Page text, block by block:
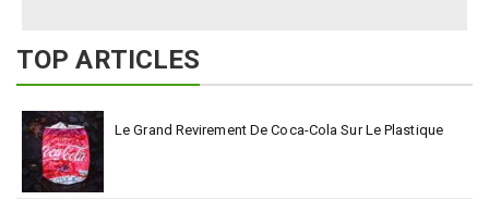
TOP ARTICLES
Le Grand Revirement De Coca-Cola Sur Le Plastique